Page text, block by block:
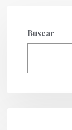
Buscar